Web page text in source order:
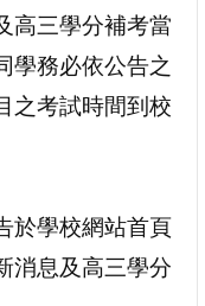
高三學分補考當
學務必依公告之
之考試時間到校
於學校網站首頁
消息及高三學分